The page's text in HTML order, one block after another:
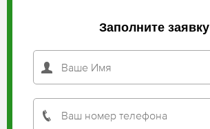
Заполните заявку